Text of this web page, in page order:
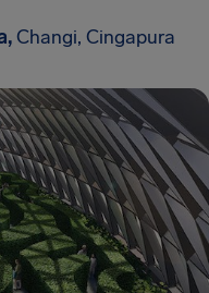
Changi, Cingapura